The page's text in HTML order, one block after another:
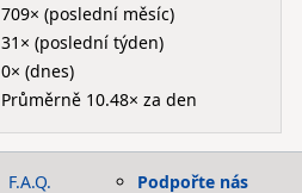
709× (poslední měsíc)
31× (poslední týden)
0× (dnes)
Průměrně 10.48× za den
F.A.Q. Podpořte nás